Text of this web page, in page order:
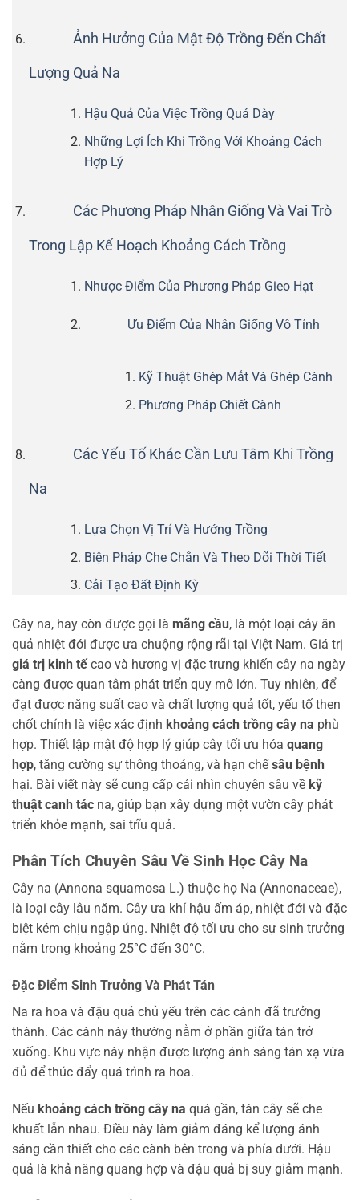
Ảnh Hưởng Của Mật Độ Trồng Đến Chất
Lượng Quả Na
Hậu Quả Của Việc Trồng Quá Dày
Những Lợi Ích Khi Trồng Với Khoảng Cách
Hợp Lý
Các Phương Pháp Nhân Giống Và Vai Trò
Trong Lập Kế Hoạch Khoảng Cách Trồng
Nhược Điểm Của Phương Pháp Gieo Hạt
Ưu Điểm Của Nhân Giống Vô Tính
Kỹ Thuật Ghép Mắt Và Ghép Cành
Phương Pháp Chiết Cành
Các Yếu Tố Khác Cần Lưu Tâm Khi Trồng
Na
Lựa Chọn Vị Trí Và Hướng Trồng
Biện Pháp Che Chắn Và Theo Dõi Thời Tiết
Cải Tạo Đất Định Kỳ
Cây na, hay còn được gọi là mãng cầu, là một loại cây ăn
quả nhiệt đới được ưa chuộng rộng rãi tại Việt Nam. Giá trị
giá trị kinh tếcao và hương vị đặc trưng khiến cây na ngày
càng được quan tâm phát triển quy mô lớn. Tuy nhiên, để
đạt được năng suất cao và chất lượng quả tốt, yếu tố then
chốt chính là việc xác định khoảng cách trồng cây na phù
hợp. Thiết lập mật độ hợp lý giúp cây tối ưu hóa quang
hợp, tăng cường sự thông thoáng, và hạn chếsâu bệnh
hại. Bài viết này sẽ cung cấp cái nhìn chuyên sâu về kỹ
thuật canh tác na, giúp bạn xây dựng một vườn cây phát
triển khỏe mạnh, sai trĩu quả.
Phân Tích Chuyên Sâu Về Sinh Học Cây Na
Cây na (Annona squamosa L.) thuộc họ Na (Annonaceae),
là loại cây lâu năm. Cây ưa khí hậu ấm áp, nhiệt đới và đặc
biệt kém chịu ngập úng. Nhiệt độ tối ưu cho sự sinh trưởng
nằm trong khoảng 25°C đến 30°C.
Đặc Điểm Sinh Trưởng Và Phát Tán
Na ra hoa và đậu quả chủ yếu trên các cành đã trưởng
thành. Các cành này thường nằm ở phần giữa tán trở
xuống. Khu vực này nhận được lượng ánh sáng tán xạ vừa
đủ để thúc đẩy quá trình ra hoa.
Nếu khoảng cách trồng cây na quá gần, tán cây sẽ che
khuất lẫn nhau. Điều này làm giảm đáng kể lượng ánh
sáng cần thiết cho các cành bên trong và phía dưới. Hậu
quả là khả năng quang hợp và đậu quả bị suy giảm mạnh.